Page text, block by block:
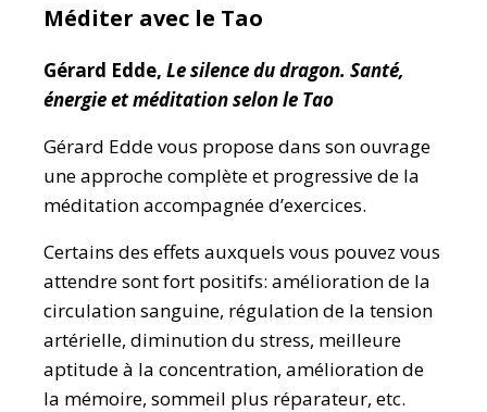
Méditer avec le Tao
Gérard Edde, Le silence du dragon. Santé,
énergie et méditation selon le Tao
Gérard Edde vous propose dans son ouvrage
une approche complète et progressive de la
méditation accompagnée d’exercices.
Certains des effets auxquels vous pouvez vous
attendre sont fort positifs: amélioration de la
circulation sanguine, régulation de la tension
artérielle, diminution du stress, meilleure
aptitude à la concentration, amélioration de
la mémoire, sommeil plus réparateur, etc.